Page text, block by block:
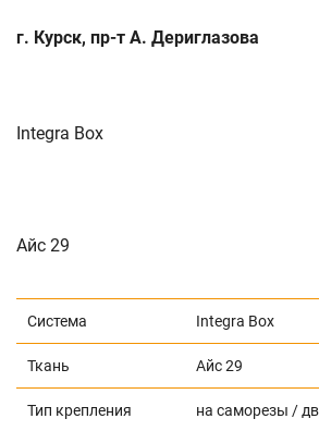
г. Курск, пр-т А. Дериглазова
Integra Box
Айс 29
Система Integra Box
Ткань Айс 29
Тип крепления на саморезы /